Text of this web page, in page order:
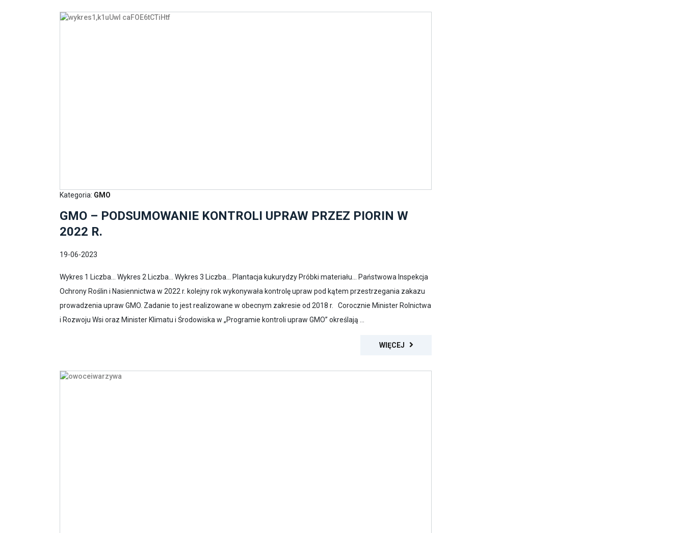
Kategoria: GMO
GMO – PODSUMOWANIE KONTROLI UPRAW PRZEZ PIORIN W
2022 R.
19-06-2023
Wykres 1 Liczba... Wykres 2 Liczba... Wykres 3 Liczba... Plantacja kukurydzy Próbki materiału... Państwowa Inspekcja
Ochrony Roślin i Nasiennictwa w 2022 r. kolejny rok wykonywała kontrolę upraw pod kątem przestrzegania zakazu
prowadzenia upraw GMO. Zadanie to jest realizowane w obecnym zakresie od 2018 r. Corocznie Minister Rolnictwa
i Rozwoju Wsi oraz Minister Klimatu i Środowiska w „Programie kontroli upraw GMO” określają ...
WIĘCEJ